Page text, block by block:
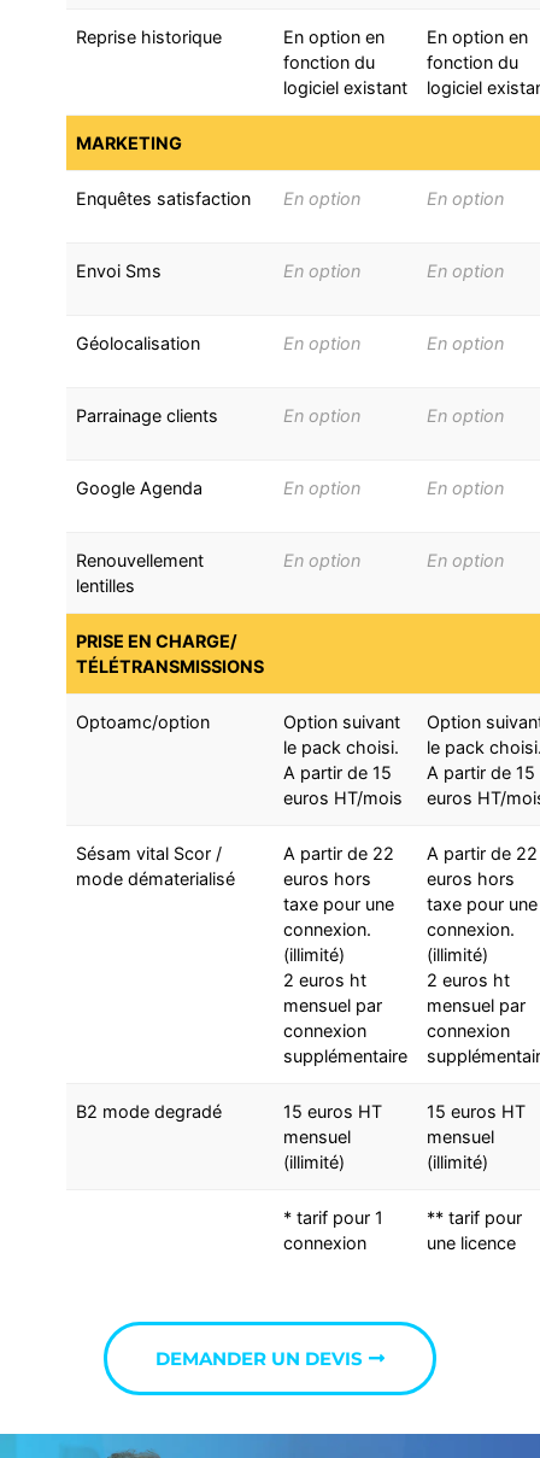
Reprise historique
En option en
fonction du
logiciel existant
En option en
fonction du
logiciel
MARKETING
Enquêtes satisfaction En option En option
Envoi Sms En option En option
Géolocalisation En option En option
Parrainage clients En option En option
Google Agenda En option En option
Renouvellement
lentilles
En option En option
PRISE EN CHARGE/
TÉLÉTRANSMISSIONS
Optoamc/option
Option suivant
le pack choisi.
A partir de 15
euros HT/mois
Option
le pack
A partir de 15
euros HT/
Sésam vital Scor /
mode dématerialisé
A partir de 22
euros hors
taxe pour une
connexion.
(illimité)
2 euros ht
mensuel par
connexion
supplémentaire
A partir de 22
euros hors
taxe pour une
connexion.
(illimité)
2 euros ht
mensuel par
connexion
B2 mode degradé
15 euros HT
mensuel
(illimité)
15 euros HT
mensuel
(illimité)
* tarif pour 1
connexion
** tarif pour
une licence
DEMANDER UN DEVIS